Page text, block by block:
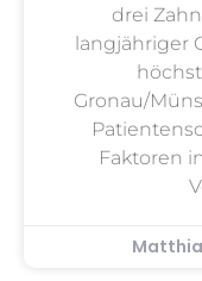
drei
langjähriger
Gronau/
Faktoren